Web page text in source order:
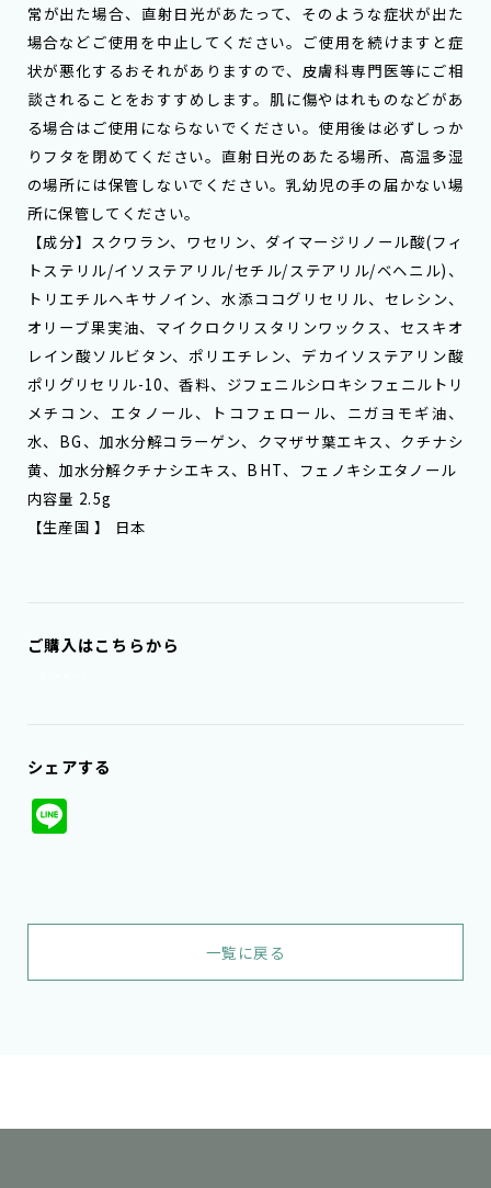
常が出た場合、直射日光があたって、そのような症状が出た
場合などご使用を中止してください。ご使用を続けますと症
状が悪化するおそれがありますので、皮膚科専門医等にご相
談されることをおすすめします。肌に傷やはれものなどがあ
る場合はご使用にならないでください。使用後は必ずしっか
りフタを閉めてください。直射日光のあたる場所、高温多湿
の場所には保管しないでください。乳幼児の手の届かない場
所に保管してください。
【成分】スクワラン、ワセリン、ダイマージリノール酸(フィ
トステリル/イソステアリル/セチル/ステアリル/ベヘニル)、
トリエチルヘキサノイン、水添ココグリセリル、セレシン、
オリーブ果実油、マイクロクリスタリンワックス、セスキオ
レイン酸ソルビタン、ポリエチレン、デカイソステアリン酸
ポリグリセリル-10、香料、ジフェニルシロキシフェニルトリ
メチコン、エタノール、トコフェロール、ニガヨモギ油、
水、BG、加水分解コラーゲン、クマザサ葉エキス、クチナシ
黄、加水分解クチナシエキス、BHT、フェノキシエタノール
内容量 2.5g
【生産国 】 日本
ご購入はこちらから
シェアする
Line
一覧に戻る